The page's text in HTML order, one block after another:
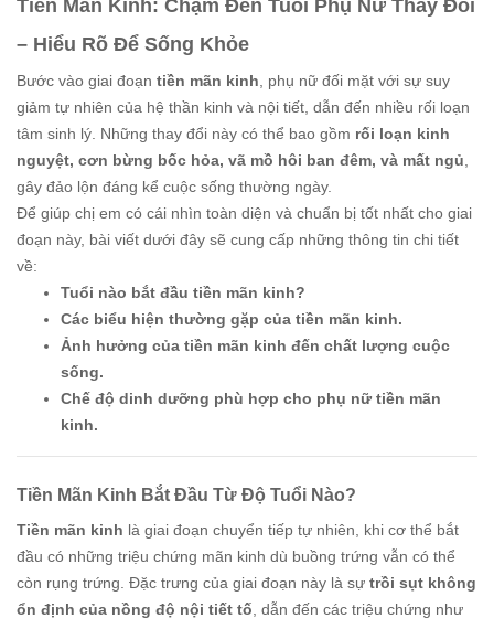
Tiền Mãn Kinh: Chạm Đến Tuổi Phụ Nữ Thay Đổi
– Hiểu Rõ Để Sống Khỏe
Bước vào giai đoạn tiền mãn kinh , phụ nữ đối mặt với sự suy
giảm tự nhiên của hệ thần kinh và nội tiết, dẫn đến nhiều rối loạn
tâm sinh lý. Những thay đổi này có thể bao gồm rối loạn kinh
nguyệt, cơn bừng bốc hỏa, vã mồ hôi ban đêm, và mất ngủ
gây đảo lộn đáng kể cuộc sống thường ngày.
Để giúp chị em có cái nhìn toàn diện và chuẩn bị tốt nhất cho giai
đoạn này, bài viết dưới đây sẽ cung cấp những thông tin chi tiết
về:
Tuổi nào bắt đầu tiền mãn kinh?
Các biểu hiện thường gặp của tiền mãn kinh.
Ảnh hưởng của tiền mãn kinh đến chất lượng cuộc
sống.
Chế độ dinh dưỡng phù hợp cho phụ nữ tiền mãn
kinh.
Tiền Mãn Kinh Bắt Đầu Từ Độ Tuổi Nào?
Tiền mãn kinh là giai đoạn chuyển tiếp tự nhiên, khi cơ thể bắt
đầu có những triệu chứng mãn kinh dù buồng trứng vẫn có thể
còn rụng trứng. Đặc trưng của giai đoạn này là sự trồi sụt không
ổn định của nồng độ nội tiết tố , dẫn đến các triệu chứng như